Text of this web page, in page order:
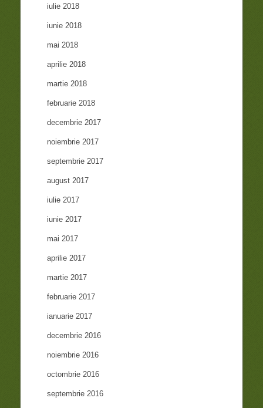
iulie 2018
iunie 2018
mai 2018
aprilie 2018
martie 2018
februarie 2018
decembrie 2017
noiembrie 2017
septembrie 2017
august 2017
iulie 2017
iunie 2017
mai 2017
aprilie 2017
martie 2017
februarie 2017
ianuarie 2017
decembrie 2016
noiembrie 2016
octombrie 2016
septembrie 2016